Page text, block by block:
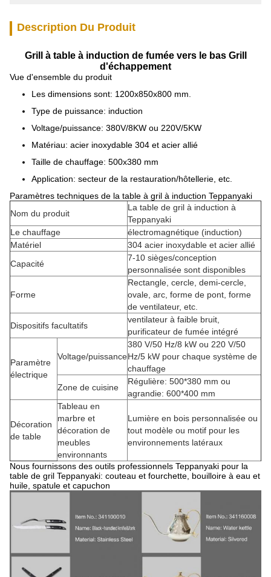
Description Du Produit
Grill à table à induction de fumée vers le bas Grill
d'échappement
Vue d'ensemble du produit
Les dimensions sont: 1200x850x800 mm.
Type de puissance: induction
Voltage/puissance: 380V/8KW ou 220V/5KW
Matériau: acier inoxydable 304 et acier allié
Taille de chauffage: 500x380 mm
Application: secteur de la restauration/hôtellerie, etc.
Paramètres techniques de la table à gril à induction Teppanyaki
Nom du produit
La table de gril à induction à
Teppanyaki
Le chauffage
électromagnétique (induction)
Matériel
304 acier inoxydable et acier allié
Capacité
7-10 sièges/conception
personnalisée sont disponibles
Forme
Rectangle, cercle, demi-cercle,
ovale, arc, forme de pont, forme
de ventilateur, etc.
Dispositifs facultatifs
ventilateur à faible bruit,
purificateur de fumée intégré
Paramètre
électrique
Voltage/puissance
380 V/50 Hz/8 kW ou 220 V/50
Hz/5 kW pour chaque système de
chauffage
Zone de cuisine
Régulière: 500*380 mm ou
agrandie: 600*400 mm
Décoration
de table
Tableau en
marbre et
décoration de
meubles
environnants
Lumière en bois personnalisée ou
tout modèle ou motif pour les
environnements latéraux
Nous fournissons des outils professionnels Teppanyaki pour la
table de gril Teppanyaki: couteau et fourchette, bouilloire à eau et
huile, spatule et capuchon